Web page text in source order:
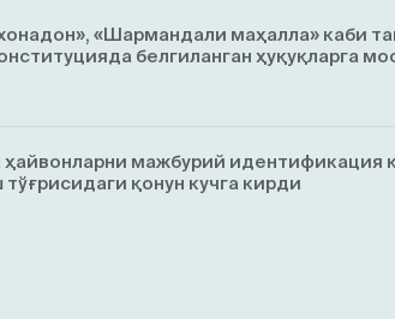
«Шармандали маҳалла» каби
белгиланган ҳуқуқларга
ҳайвонларни мажбурий идентификация
қонун кучга кирди